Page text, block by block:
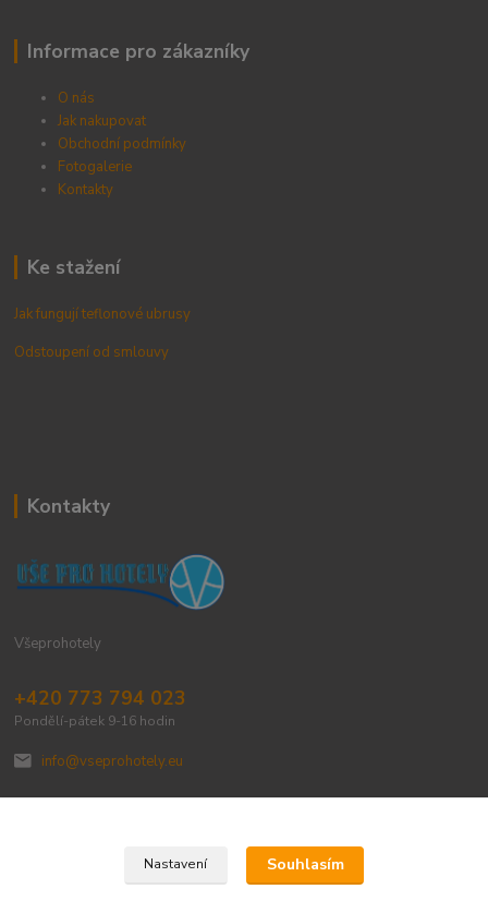
Informace pro zákazníky
O nás
Jak nakupovat
Obchodní podmínky
Fotogalerie
Kontakty
Ke stažení
Jak fungují teflonové ubrusy
Odstoupení od smlouvy
Kontakty
Všeprohotely
+420 773 794 023
Pondělí-pátek 9-16 hodin
info@vseprohotely.eu
Upravit sběr cookies.
Nastavení Souhlasím